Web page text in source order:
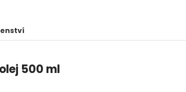
500 ml